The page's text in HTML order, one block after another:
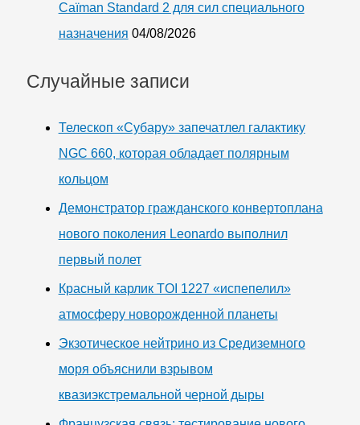
Caïman Standard 2 для сил специального
назначения 04/08/2026
Случайные записи
Телескоп «Субару» запечатлел галактику
NGC 660, которая обладает полярным
кольцом
Демонстратор гражданского конвертоплана
нового поколения Leonardo выполнил
первый полет
Красный карлик TOI 1227 «испепелил»
атмосферу новорожденной планеты
Экзотическое нейтрино из Средиземного
моря объяснили взрывом
квазиэкстремальной черной дыры